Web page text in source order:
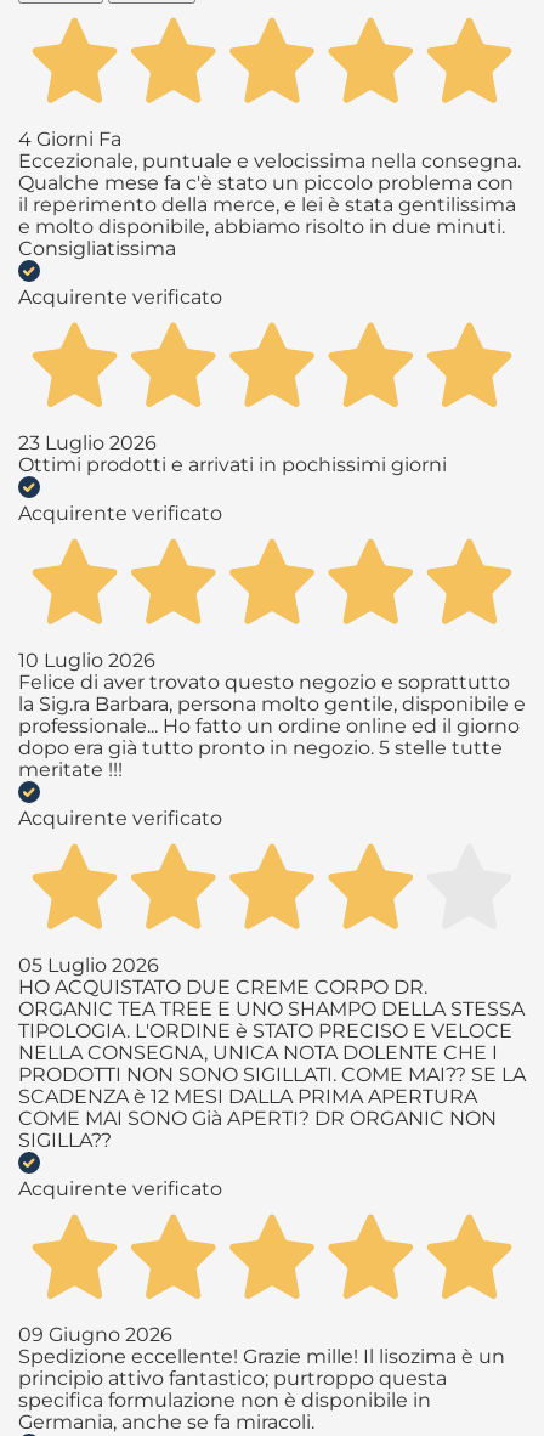
4 Giorni Fa
Eccezionale, puntuale e velocissima nella consegna.
Qualche mese fa c'è stato un piccolo problema con
il reperimento della merce, e lei è stata gentilissima
e molto disponibile, abbiamo risolto in due minuti.
Consigliatissima
Acquirente verificato
23 Luglio 2026
Ottimi prodotti e arrivati in pochissimi giorni
Acquirente verificato
10 Luglio 2026
Felice di aver trovato questo negozio e soprattutto
la Sig.ra Barbara, persona molto gentile, disponibile e
professionale... Ho fatto un ordine online ed il giorno
dopo era già tutto pronto in negozio. 5 stelle tutte
meritate !!!
Acquirente verificato
05 Luglio 2026
HO ACQUISTATO DUE CREME CORPO DR.
ORGANIC TEA TREE E UNO SHAMPO DELLA STESSA
TIPOLOGIA. L'ORDINE è STATO PRECISO E VELOCE
NELLA CONSEGNA, UNICA NOTA DOLENTE CHE I
PRODOTTI NON SONO SIGILLATI. COME MAI?? SE LA
SCADENZA è 12 MESI DALLA PRIMA APERTURA
COME MAI SONO Già APERTI? DR ORGANIC NON
SIGILLA??
Acquirente verificato
09 Giugno 2026
Spedizione eccellente! Grazie mille! Il lisozima è un
principio attivo fantastico; purtroppo questa
specifica formulazione non è disponibile in
Germania, anche se fa miracoli.